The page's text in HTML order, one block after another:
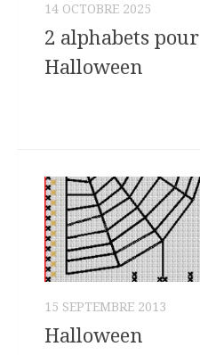
14 OCTOBRE 2025
2 alphabets pour
Halloween
15 SEPTEMBRE 2013
Halloween